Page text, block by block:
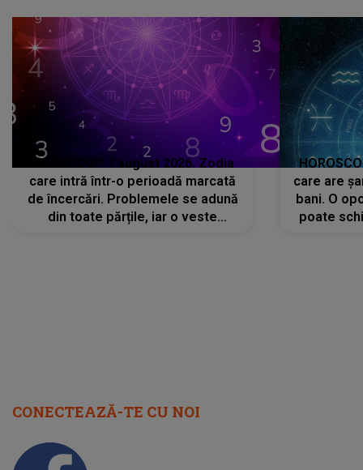
HOROSCOP 7 august 2026. Zodia
care intră într-o perioadă marcată
de încercări. Problemele se adună
din toate părțile, iar o veste
care are
bani. O
poate
CONECTEAZĂ-TE CU NOI